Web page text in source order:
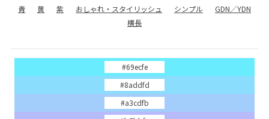
青
黄 紫 おしゃれ・スタイリッシュ シンプル
GDN／YDN
横長
#69ecfe
#8addfd
#a3cdfb